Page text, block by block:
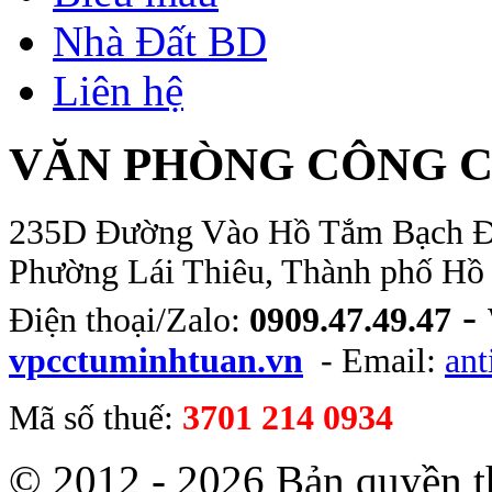
Nhà Đất BD
Liên hệ
VĂN PHÒNG CÔNG
235D Đường Vào Hồ Tắm Bạch
Phường Lái Thiêu, Thành phố
Điện thoại/Zalo: 0909.47.49.47 -
vpcctuminhtuan.vn - Email:
Mã số thuế: 3701 214 0934
© 2012 - 2026 Bản quyền